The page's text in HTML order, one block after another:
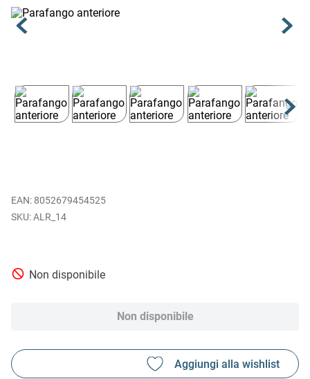
EAN: 8052679454525
ALR_14
Non disponibile
Non disponibile